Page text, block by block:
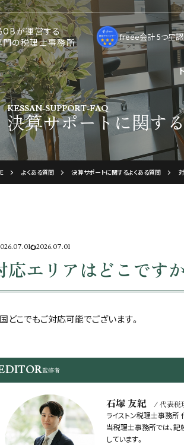
OBが運営する
門の税理士事務所
freee会計 5つ星認
KESSAN-SUPPORT-FAQ
決算サポートに関す
よくある質問 決算サポートに関するよくある質問
2026.07.01
応エリアはどこです
どこでもご対応可能でございます。
監修者
石塚 友紀 / 代表税
ライストン税理士事務
当税理士事務所では、記
しています。